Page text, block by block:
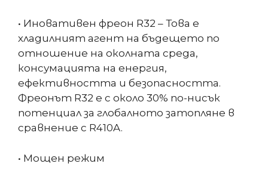
• Иновативен фреон R32 – Това е
хладилният агент на бъдещето по
отношение на околната среда,
консумацията на енергия,
ефективността и безопасността.
Фреонът R32 e с около 30% по-нисък
потенциал за глобалното затопляне в
сравнение с R410A.
• Мощен режим